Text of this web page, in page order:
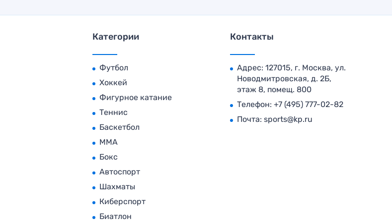
Категории
Футбол
Хоккей
Фигурное катание
Теннис
Баскетбол
MMA
Бокс
Автоспорт
Шахматы
Киберспорт
Биатлон
Контакты
Адрес: 127015, г. Москва, ул.
Новодмитровская, д. 2Б,
этаж 8, помещ. 800
Телефон: +7 (495) 777-02-82
Почта: sports@kp.ru